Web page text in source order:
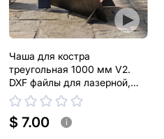
Чаша для костра
треугольная 1000 мм V2.
DXF файлы для лазерной,
плазменной резки
$ 7.00 i